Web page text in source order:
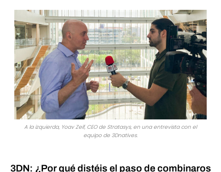
A la izquierda, Yoav Zeif, CEO de Stratasys, en una entrevista con el
equipo de 3Dnatives.
3DN: ¿Por qué distéis el paso de combinaros